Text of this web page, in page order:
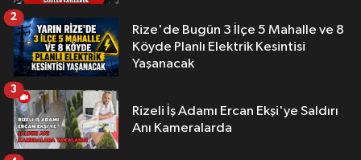
Rize'de Bugün 3 İlçe 5 Mahalle ve 8
Köyde Planlı Elektrik Kesintisi
Yaşanacak
2
Rizeli İş Adamı Ercan Ekşi'ye Saldırı
Anı Kameralarda
3